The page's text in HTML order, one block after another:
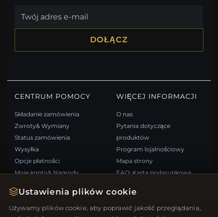
Ustawienia plików cookie
Używamy plików cookie, aby poprawić jakość przeglądania,
DOŁĄCZ
CENTRUM POMOCY
Składanie zamówienia
Zwroty& Wymiany
Status zamówienia
Wysyłka
Opcje płatności
Moje konto& Nagrody
WIĘCEJ INFORMACJI
O nas
Pytania dotyczące
produktów
Program lojalnościowy
Mapa strony
FAQ: Karta podarunkowa
Wypisz się z newslettera